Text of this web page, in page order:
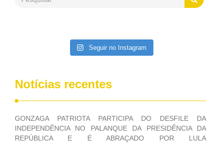
Patriota disse ainda que, mesmo sem mandato,
Seguir no Instagram
Notícias recentes
GONZAGA PATRIOTA PARTICIPA DO DESFILE DA
INDEPENDÊNCIA NO PALANQUE DA PRESIDÊNCIA DA
REPÚBLICA E É ABRAÇADO POR LULA